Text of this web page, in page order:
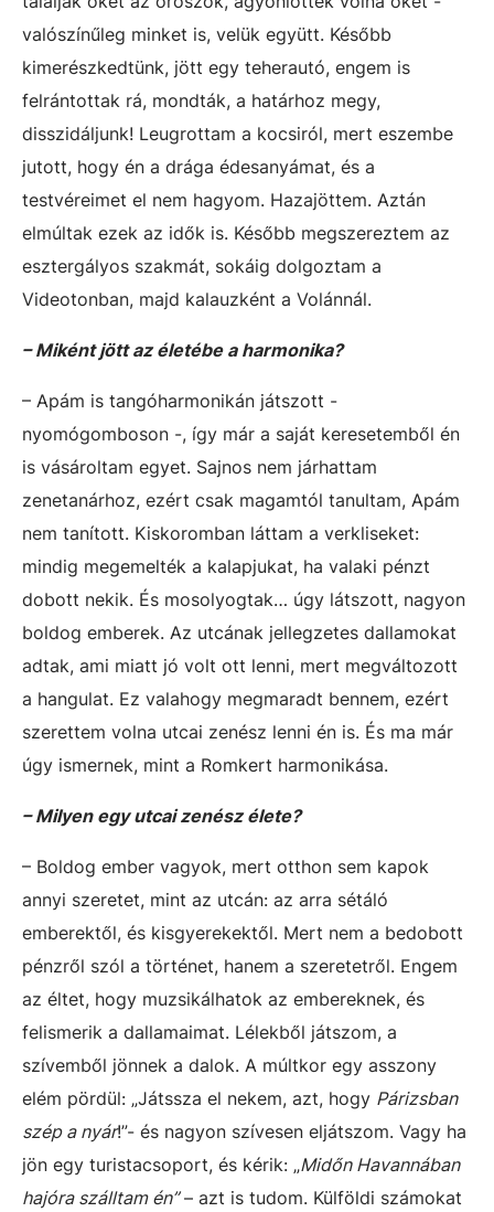
valószínűleg minket is, velük együtt. Később
kimerészkedtünk, jött egy teherautó, engem is
felrántottak rá, mondták, a határhoz megy,
disszidáljunk! Leugrottam a kocsiról, mert eszembe
jutott, hogy én a drága édesanyámat, és a
testvéreimet el nem hagyom. Hazajöttem. Aztán
elmúltak ezek az idők is. Később megszereztem az
esztergályos szakmát, sokáig dolgoztam a
Videotonban, majd kalauzként a Volánnál.
– Miként jött az életébe a harmonika?
– Apám is tangóharmonikán játszott -
nyomógomboson -, így már a saját keresetemből én
is vásároltam egyet. Sajnos nem járhattam
zenetanárhoz, ezért csak magamtól tanultam, Apám
nem tanított. Kiskoromban láttam a verkliseket:
mindig megemelték a kalapjukat, ha valaki pénzt
dobott nekik. És mosolyogtak… úgy látszott, nagyon
boldog emberek. Az utcának jellegzetes dallamokat
adtak, ami miatt jó volt ott lenni, mert megváltozott
a hangulat. Ez valahogy megmaradt bennem, ezért
szerettem volna utcai zenész lenni én is. És ma már
úgy ismernek, mint a Romkert harmonikása.
– Milyen egy utcai zenész élete?
– Boldog ember vagyok, mert otthon sem kapok
annyi szeretet, mint az utcán: az arra sétáló
emberektől, és kisgyerekektől. Mert nem a bedobott
pénzről szól a történet, hanem a szeretetről. Engem
az éltet, hogy muzsikálhatok az embereknek, és
felismerik a dallamaimat. Lélekből játszom, a
szívemből jönnek a dalok. A múltkor egy asszony
elém pördül: „Játssza el nekem, azt, hogy Párizsban
szép a nyár!”- és nagyon szívesen eljátszom. Vagy ha
jön egy turistacsoport, és kérik: „Midőn Havannában
hajóra szálltam én”– azt is tudom. Külföldi számokat